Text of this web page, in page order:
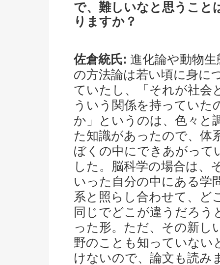
で、難しいなと思うこと
りますか？
佐倉統氏: 進化論や動物生
の方法論は若い頃に身に
ていたし、「それが社会
ういう関係を持っていた
か」というのは、色々と
た知識があったので、体
ぼくの中にできあがって
した。脳科学の場合は、
いった自分の中にある学
系と照らし合わせて、ど
同じでどこが違うだろう
った形。ただ、その新し
野のことも知っていない
けないので、論文も読み